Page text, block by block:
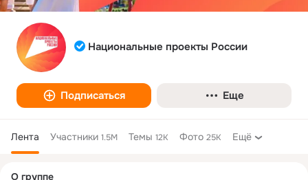
Национальные проекты России
Подписаться Еще
Лента Участники 1.5M Темы 12K Фото 25K Ещё
О группе